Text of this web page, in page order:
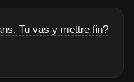
Tu vas y mettre fin?